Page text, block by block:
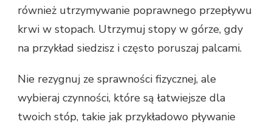
również utrzymywanie poprawnego przepływu
krwi w stopach. Utrzymuj stopy w górze, gdy
na przykład siedzisz i często poruszaj palcami.
Nie rezygnuj ze sprawności fizycznej, ale
wybieraj czynności, które są łatwiejsze dla
twoich stóp, takie jak przykładowo pływanie